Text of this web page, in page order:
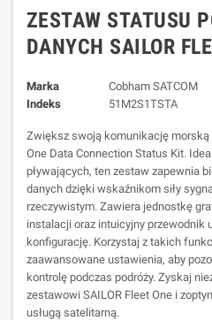
ZESTAW STATUSU
DANYCH SAILOR
Marka
Cobham SATCOM
Indeks
51M2S1TSTA
Zwiększ swoją komunikację morską
One Data Connection Status Kit.
pływających, ten zestaw zapewnia
danych dzięki wskaźnikom siły
rzeczywistym. Zawiera jednostkę
instalacji oraz intuicyjny przewodnik
konfigurację. Korzystaj z takich
zaawansowane ustawienia, aby
kontrolę podczas podróży. Zyskaj
zestawowi SAILOR Fleet One i
usługą satelitarną.